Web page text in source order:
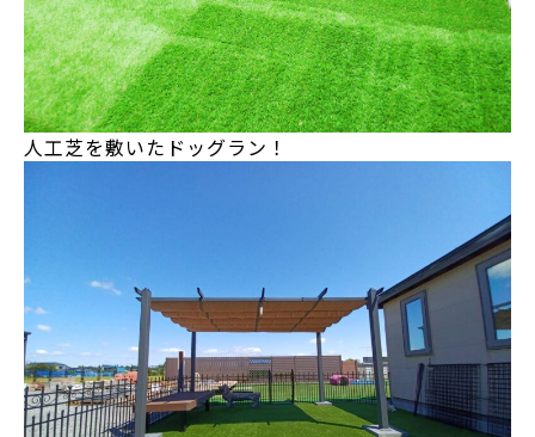
人工芝を敷いたドッグラン！